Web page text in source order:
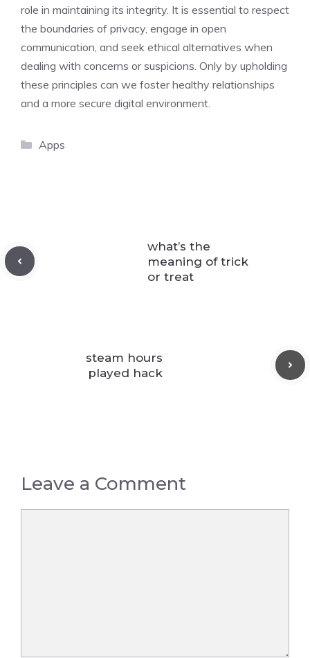
role in maintaining its integrity. It is essential to respect
the boundaries of privacy, engage in open
communication, and seek ethical alternatives when
dealing with concerns or suspicions. Only by upholding
these principles can we foster healthy relationships
and a more secure digital environment.
Categories
Apps
what’s the
meaning of trick
or treat
steam hours
played hack
Leave a Comment